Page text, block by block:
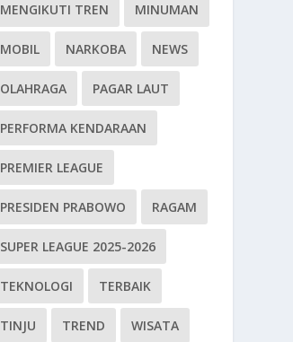
MENGIKUTI TREN MINUMAN
MOBIL NARKOBA NEWS
OLAHRAGA PAGAR LAUT
PERFORMA KENDARAAN
PREMIER LEAGUE
PRESIDEN PRABOWO RAGAM
SUPER LEAGUE 2025-2026
TEKNOLOGI TERBAIK
TINJU TREND WISATA